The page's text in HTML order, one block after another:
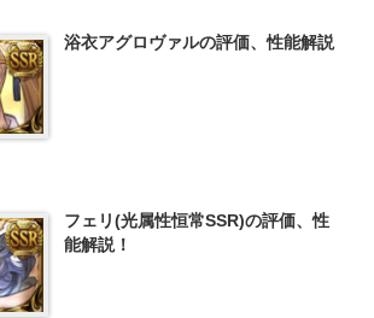
浴衣アグロヴァルの評価、性能解説
フェリ(光属性恒常SSR)の評価、性
能解説！